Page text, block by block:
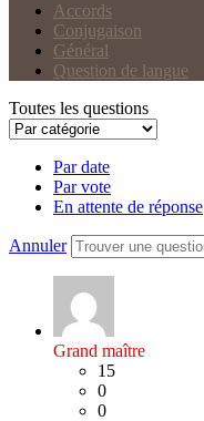
Accords
Conjugaison
Général
Question de langue
Toutes les questions
Par date
Par vote
En attente de réponse
Annuler
Grand maître
15
0
0